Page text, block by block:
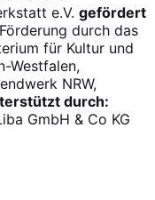
e.V. gefördert
durch das
für Kultur und
Westfalen,
NRW,
durch:
GmbH & Co KG